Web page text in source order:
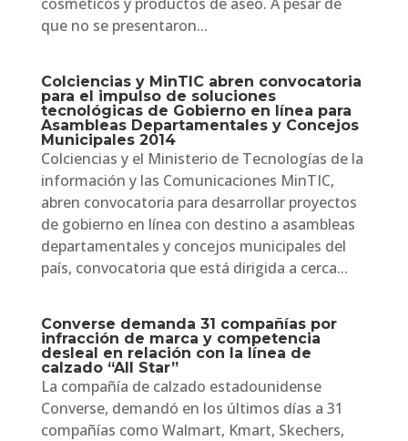
que no se presentaron...
Colciencias y MinTIC abren convocatoria
para el impulso de soluciones
tecnológicas de Gobierno en línea para
Asambleas Departamentales y Concejos
Municipales 2014
Colciencias y el Ministerio de Tecnologías de la
información y las Comunicaciones MinTIC,
abren convocatoria para desarrollar proyectos
de gobierno en línea con destino a asambleas
departamentales y concejos municipales del
país, convocatoria que está dirigida a cerca...
Converse demanda 31 compañías por
infracción de marca y competencia
desleal en relación con la línea de
calzado “All Star”
La compañía de calzado estadounidense
Converse, demandó en los últimos días a 31
compañías como Walmart, Kmart, Skechers,